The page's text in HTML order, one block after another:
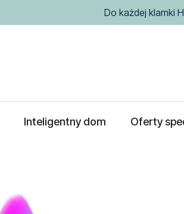
Do każdej klamki
Inteligentny dom Oferty